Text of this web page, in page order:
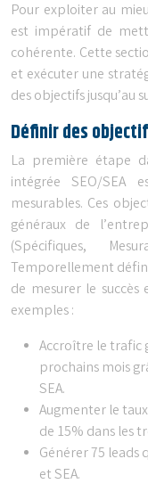
Pour exploiter au
est impératif de
cohérente. Cette
et exécuter une
des objectifs jusqu’au
Définir des
La première étape
intégrée SEO/
mesurables. Ces
généraux de
(Spécifiques,
Temporellement
de mesurer le succès
exemples :
Accroître le trafic
prochains mois
SEA.
Augmenter le
de 15% dans les
Générer 75 leads
et SEA.